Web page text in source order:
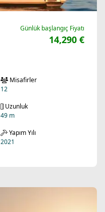
Günlük başlangıç Fiyatı
14,290 €
Misafirler
12
Uzunluk
49 m
Yapım Yılı
2021